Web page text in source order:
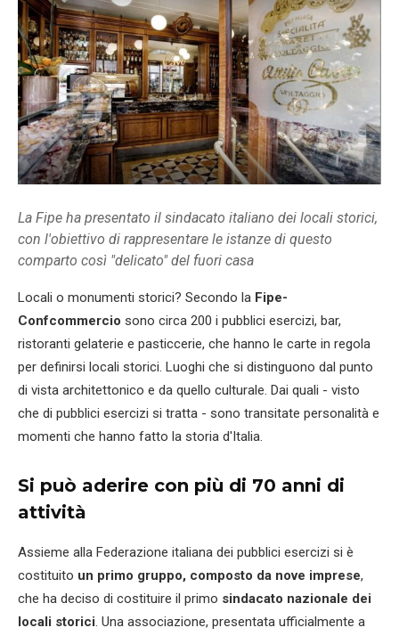
La Fipe ha presentato il sindacato italiano dei locali storici,
con l'obiettivo di rappresentare le istanze di questo
comparto così "delicato" del fuori casa
Locali o monumenti storici? Secondo la Fipe-
Confcommercio sono circa 200 i pubblici esercizi, bar,
ristoranti gelaterie e pasticcerie, che hanno le carte in regola
per definirsi locali storici. Luoghi che si distinguono dal punto
di vista architettonico e da quello culturale. Dai quali - visto
che di pubblici esercizi si tratta - sono transitate personalità e
momenti che hanno fatto la storia d'Italia.
Si può aderire con più di 70 anni di
attività
Assieme alla Federazione italiana dei pubblici esercizi si è
costituito un primo gruppo, composto da nove imprese,
che ha deciso di costituire il primo sindacato nazionale dei
locali storici. Una associazione, presentata ufficialmente a